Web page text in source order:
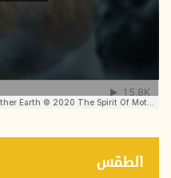
الطقس